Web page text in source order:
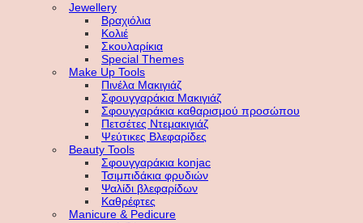
Jewellery
Βραχιόλια
Κολιέ
Σκουλαρίκια
Special Themes
Make Up Tools
Πινέλα Μακιγιάζ
Σφουγγαράκια Μακιγιάζ
Σφουγγαράκια καθαρισμού προσώπου
Πετσέτες Ντεμακιγιάζ
Ψεύτικες Βλεφαρίδες
Beauty Tools
Σφουγγαράκια konjac
Τσιμπιδάκια φρυδιών
Ψαλίδι βλεφαρίδων
Καθρέφτες
Manicure & Pedicure